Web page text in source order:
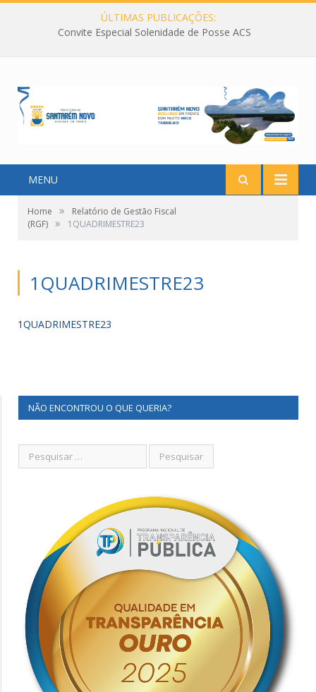
ÚLTIMAS PUBLICAÇÕES:
Convite Especial Solenidade de Posse ACS
MENU
Home »
Relatório de Gestão Fiscal
(RGF) » 1QUADRIMESTRE23
1QUADRIMESTRE23
1QUADRIMESTRE23
NÃO ENCONTROU O QUE QUERIA?